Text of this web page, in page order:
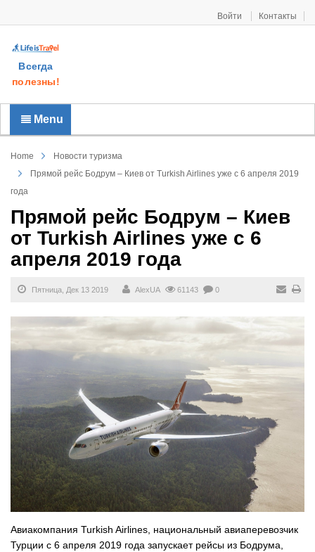
Войти Контакты
Всегда
полезны!
Menu
Home
Новости туризма
Прямой рейс Бодрум – Киев от Turkish Airlines уже с 6 апреля 2019
года
Прямой рейс Бодрум – Киев
от Turkish Airlines уже с 6
апреля 2019 года
Пятница, Дек 13 2019 AlexUA 61143 0
Авиакомпания Turkish Airlines, национальный авиаперевозчик
Турции с 6 апреля 2019 года запускает рейсы из Бодрума,